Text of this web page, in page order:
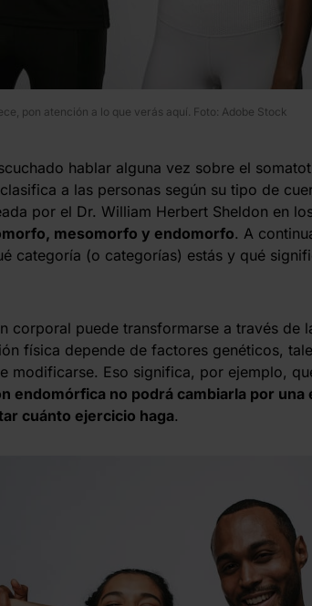
pon atención a lo que verás aquí. Foto: Adobe Stock
hablar alguna vez sobre el
a las personas según su tipo de
por el Dr. William Herbert Sheldon en
mesomorfo y endomorfo. A
categoría (o categorías) estás y qué
corporal puede transformarse a través de
física depende de factores genéticos,
modificarse. Eso significa, por ejemplo,
endomórfica no podrá cambiarla por una
cuánto ejercicio haga.